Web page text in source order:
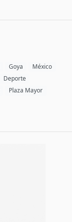
Goya
México
Deporte
Plaza Mayor